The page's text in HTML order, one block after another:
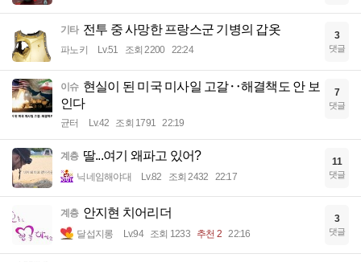
기타 전투 중 사망한 프랑스군 기병의 갑옷
파노키 Lv.51 조회 2200 22:24
3
댓글
이슈 현실이 된 미국 미사일 고갈‥해결책도 안 보
인다
균터 Lv.42 조회 1791 22:19
7
댓글
계층 딸...여기 왜파고 있어?
닉네임해야대 Lv.82 조회 2432 22:17
11
댓글
계층 안지현 치어리더
달섭지롱 Lv.94 조회 1233 추천 2 22:16
3
댓글